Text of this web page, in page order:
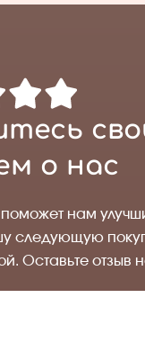
о нас
нам
следующую
Оставьте отзыв